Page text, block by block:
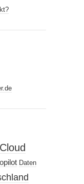
Cloud
Daten